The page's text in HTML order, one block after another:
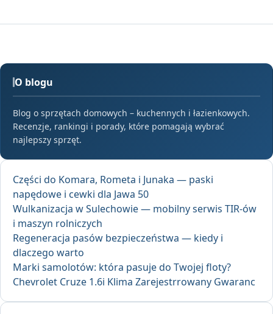
O blogu
Blog o sprzętach domowych – kuchennych i łazienkowych.
Recenzje, rankingi i porady, które pomagają wybrać
najlepszy sprzęt.
Części do Komara, Rometa i Junaka — paski
napędowe i cewki dla Jawa 50
Wulkanizacja w Sulechowie — mobilny serwis TIR-ów
i maszyn rolniczych
Regeneracja pasów bezpieczeństwa — kiedy i
dlaczego warto
Marki samolotów: która pasuje do Twojej floty?
Chevrolet Cruze 1.6i Klima Zarejestrrowany Gwaranc